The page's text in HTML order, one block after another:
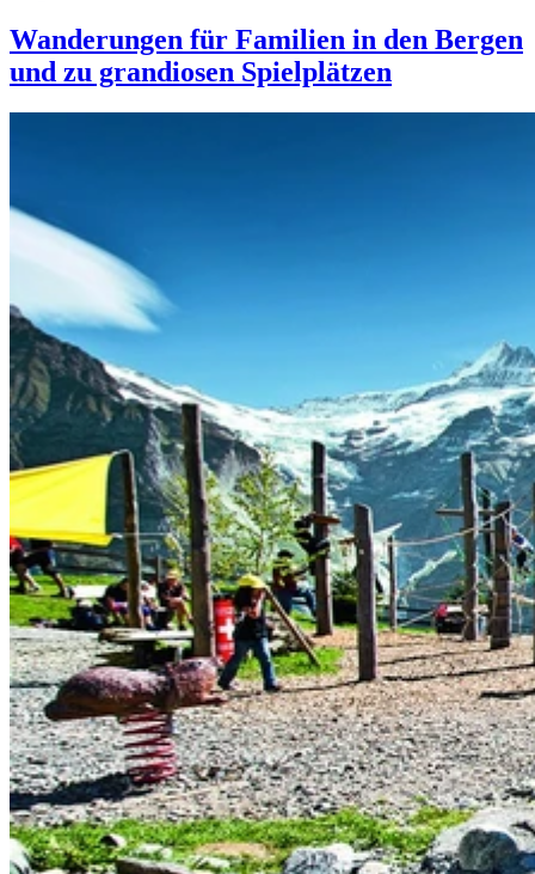
Wanderungen für Familien in den Bergen
und zu grandiosen Spielplätzen